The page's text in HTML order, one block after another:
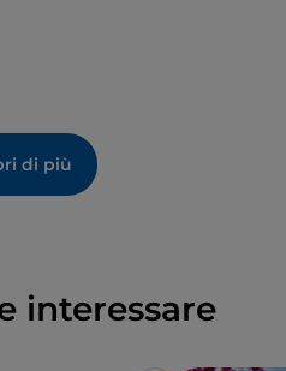
di più
interessare